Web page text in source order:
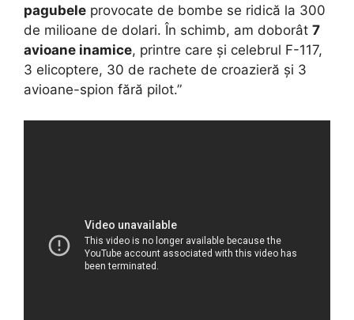
pagubele provocate de bombe se ridică la 300
de milioane de dolari. În schimb, am doborât 7
avioane inamice, printre care și celebrul F-117,
3 elicoptere, 30 de rachete de croazieră și 3
avioane-spion fără pilot.”